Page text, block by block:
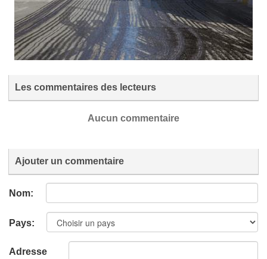
Les commentaires des lecteurs
Aucun commentaire
Ajouter un commentaire
Nom:
Pays:
Adresse